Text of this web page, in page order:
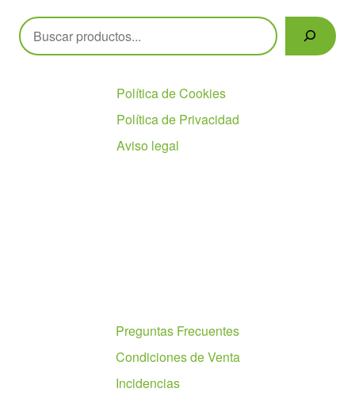
Buscar
Política de Cookies
Política de Privacidad
Aviso legal
Preguntas Frecuentes
Condiciones de Venta
Incidencias